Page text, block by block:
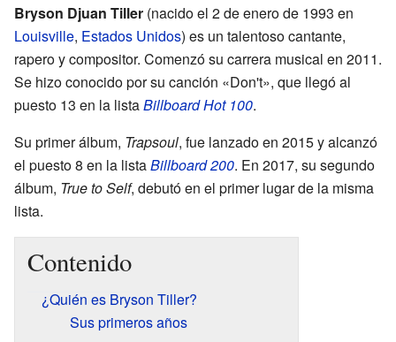
Bryson Djuan Tiller (nacido el 2 de enero de 1993 en
Louisville, Estados Unidos) es un talentoso cantante,
rapero y compositor. Comenzó su carrera musical en 2011.
Se hizo conocido por su canción «Don't», que llegó al
puesto 13 en la listaBillboard Hot 100.
Su primer álbum, Trapsoul, fue lanzado en 2015 y alcanzó
el puesto 8 en la listaBillboard 200. En 2017, su segundo
álbum, True to Self, debutó en el primer lugar de la misma
lista.
Contenido
¿Quién es Bryson Tiller?
Sus primeros años